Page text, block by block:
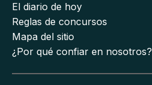
El diario de hoy
Reglas de concursos
Mapa del sitio
¿Por qué confiar en nosotros?